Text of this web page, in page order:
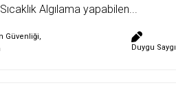
Algılama yapabilen...
Güvenliği,
Duygu Saygı